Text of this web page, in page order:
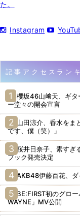
た。
Instagram
記事アクセスラン
櫻坂46山﨑天、ギタ
ー堂々の開会宣言
山田涼介、香水をまと
です、僕（笑）」
桜井日奈子、素すぎ
ブック発売決定
AKB48伊藤百花、ダ
BE:FIRST初のグロー
WAYNE」MV公開